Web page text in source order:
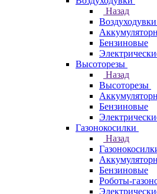
Назад
Воздуходувки
Бензиновые
Высоторезы
Назад
Высоторезы
Бензиновые
Газонокосилки
Назад
Бензиновые
Роботы-